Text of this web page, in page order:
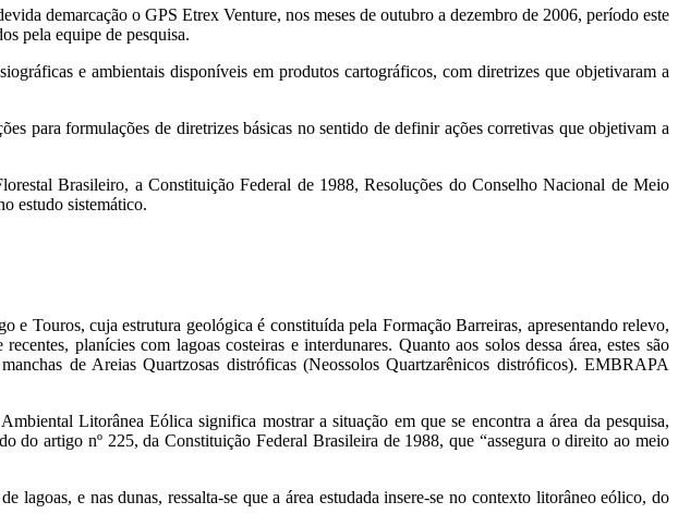
demarcação o GPS Etrex Venture, nos meses de outubro a dezembro de 2006, período este
pela equipe de pesquisa.
e ambientais disponíveis em produtos cartográficos, com diretrizes que objetivaram a
para formulações de diretrizes básicas no sentido de definir ações corretivas que objetivam a
Brasileiro, a Constituição Federal de 1988, Resoluções do Conselho Nacional de Meio
estudo sistemático.
Touros, cuja estrutura geológica é constituída pela Formação Barreiras, apresentando relevo,
planícies com lagoas costeiras e interdunares. Quanto aos solos dessa área, estes são
de Areias Quartzosas distróficas (Neossolos Quartzarênicos distróficos). EMBRAPA
Litorânea Eólica significa mostrar a situação em que se encontra a área da pesquisa,
artigo nº 225, da Constituição Federal Brasileira de 1988, que “assegura o direito ao meio
lagoas, e nas dunas, ressalta-se que a área estudada insere-se no contexto litorâneo eólico, do